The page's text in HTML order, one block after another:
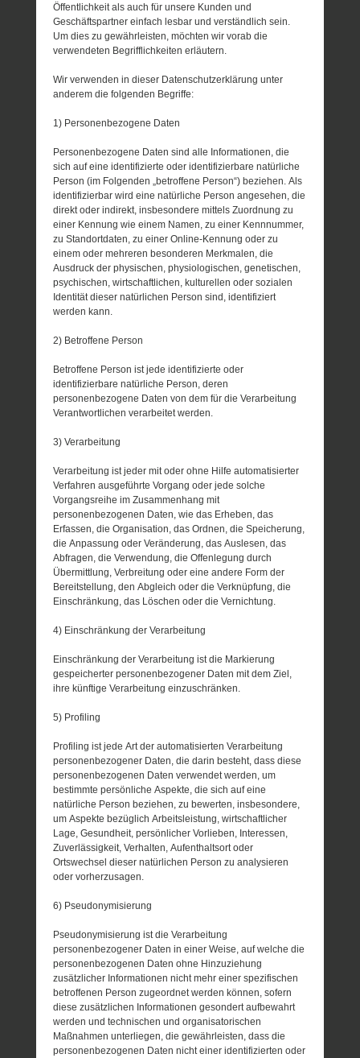
Öffentlichkeit als auch für unsere Kunden und
Geschäftspartner einfach lesbar und verständlich sein.
Um dies zu gewährleisten, möchten wir vorab die
verwendeten Begrifflichkeiten erläutern.
Wir verwenden in dieser Datenschutzerklärung unter
anderem die folgenden Begriffe:
1) Personenbezogene Daten
Personenbezogene Daten sind alle Informationen, die
sich auf eine identifizierte oder identifizierbare natürliche
Person (im Folgenden „betroffene Person“) beziehen. Als
identifizierbar wird eine natürliche Person angesehen, die
direkt oder indirekt, insbesondere mittels Zuordnung zu
einer Kennung wie einem Namen, zu einer Kennnummer,
zu Standortdaten, zu einer Online-Kennung oder zu
einem oder mehreren besonderen Merkmalen, die
Ausdruck der physischen, physiologischen, genetischen,
psychischen, wirtschaftlichen, kulturellen oder sozialen
Identität dieser natürlichen Person sind, identifiziert
werden kann.
2) Betroffene Person
Betroffene Person ist jede identifizierte oder
identifizierbare natürliche Person, deren
personenbezogene Daten von dem für die Verarbeitung
Verantwortlichen verarbeitet werden.
3) Verarbeitung
Verarbeitung ist jeder mit oder ohne Hilfe automatisierter
Verfahren ausgeführte Vorgang oder jede solche
Vorgangsreihe im Zusammenhang mit
personenbezogenen Daten, wie das Erheben, das
Erfassen, die Organisation, das Ordnen, die Speicherung,
die Anpassung oder Veränderung, das Auslesen, das
Abfragen, die Verwendung, die Offenlegung durch
Übermittlung, Verbreitung oder eine andere Form der
Bereitstellung, den Abgleich oder die Verknüpfung, die
Einschränkung, das Löschen oder die Vernichtung.
4) Einschränkung der Verarbeitung
Einschränkung der Verarbeitung ist die Markierung
gespeicherter personenbezogener Daten mit dem Ziel,
ihre künftige Verarbeitung einzuschränken.
5) Profiling
Profiling ist jede Art der automatisierten Verarbeitung
personenbezogener Daten, die darin besteht, dass diese
personenbezogenen Daten verwendet werden, um
bestimmte persönliche Aspekte, die sich auf eine
natürliche Person beziehen, zu bewerten, insbesondere,
um Aspekte bezüglich Arbeitsleistung, wirtschaftlicher
Lage, Gesundheit, persönlicher Vorlieben, Interessen,
Zuverlässigkeit, Verhalten, Aufenthaltsort oder
Ortswechsel dieser natürlichen Person zu analysieren
oder vorherzusagen.
6) Pseudonymisierung
Pseudonymisierung ist die Verarbeitung
personenbezogener Daten in einer Weise, auf welche die
personenbezogenen Daten ohne Hinzuziehung
zusätzlicher Informationen nicht mehr einer spezifischen
betroffenen Person zugeordnet werden können, sofern
diese zusätzlichen Informationen gesondert aufbewahrt
werden und technischen und organisatorischen
Maßnahmen unterliegen, die gewährleisten, dass die
personenbezogenen Daten nicht einer identifizierten oder